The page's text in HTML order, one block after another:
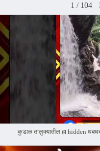
1 / 104
कुडाळ तालुक्यातील हा hidden